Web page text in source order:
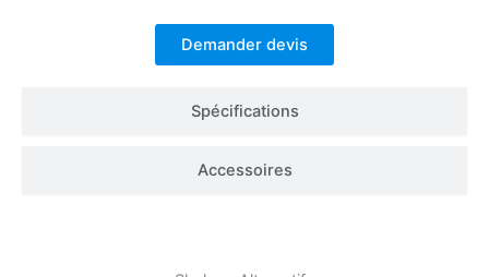
Spécifications
Accessoires
Demander devis